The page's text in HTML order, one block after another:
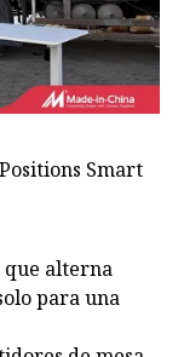
que alterna
para una